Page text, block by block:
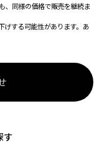
、同様の価格で販売を継続ま
げする可能性があります。あ
す